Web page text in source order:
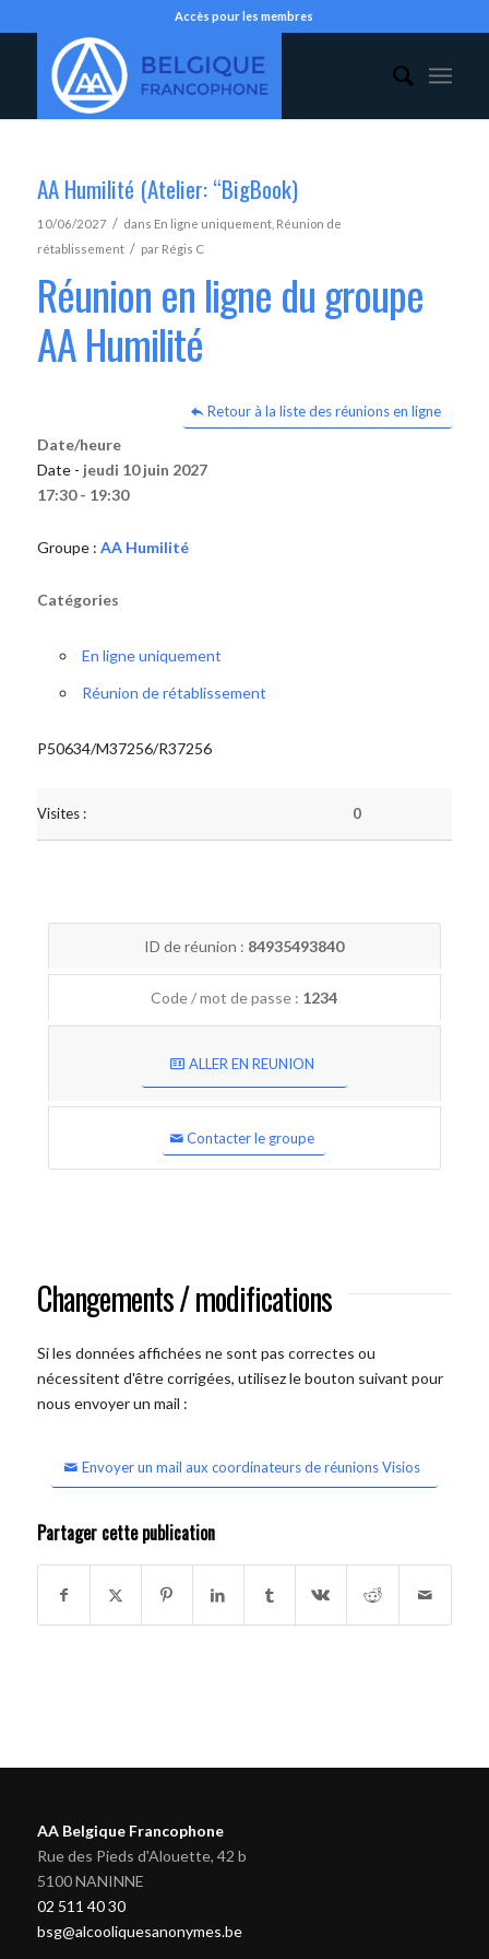
Accès pour les membres
AA Humilité (Atelier: “BigBook)
10/06/2027 / dans En ligne uniquement, Réunion de
rétablissement / par Régis C
Réunion en ligne du groupe
AA Humilité
Retour à la liste des réunions en ligne
Date/heure
Date - jeudi 10 juin 2027
17:30 - 19:30
Groupe : AA Humilité
Catégories
En ligne uniquement
Réunion de rétablissement
P50634/M37256/R37256
Visites : 0
ID de réunion : 84935493840
Code / mot de passe : 1234
ALLER EN REUNION
Contacter le groupe
Changements / modifications
Si les données affichées ne sont pas correctes ou
nécessitent d'être corrigées, utilisez le bouton suivant pour
nous envoyer un mail :
Envoyer un mail aux coordinateurs de réunions Visios
Partager cette publication
AA Belgique Francophone
Rue des Pieds d'Alouette, 42 b
5100 NANINNE
02 511 40 30
bsg@alcooliquesanonymes.be